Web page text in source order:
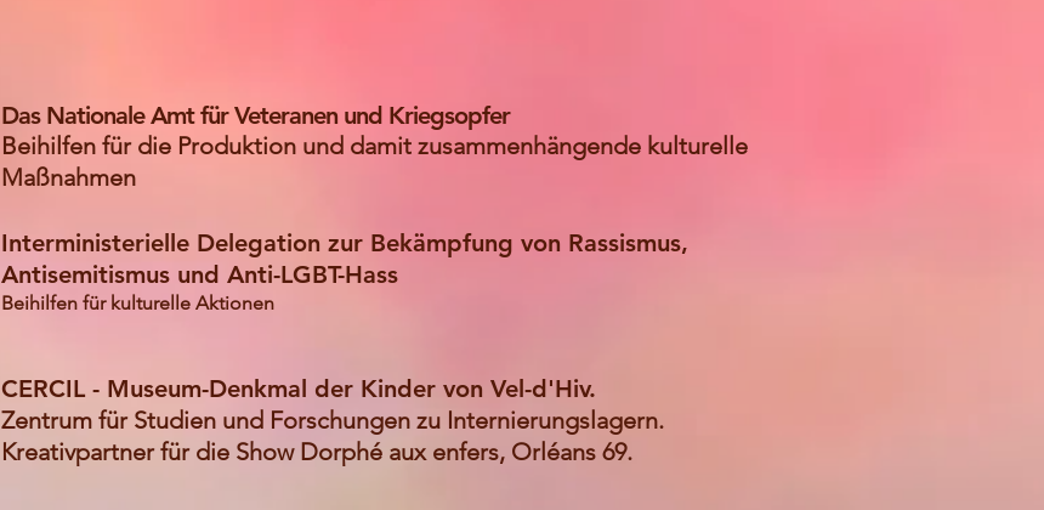
Das Nationale Amt für Veteranen und Kriegsopfer
Beihilfen für die Produktion und damit zusammenhängende kulturelle
Maßnahmen
Interministerielle Delegation zur Bekämpfung von Rassismus,
Antisemitismus und Anti-LGBT-Hass
Beihilfen für kulturelle Aktionen
CERCIL - Museum-Denkmal der Kinder von Vel-d'Hiv.
Zentrum für Studien und Forschungen zu Internierungslagern.
Kreativpartner für die Show Dorphé aux enfers, Orléans 69.